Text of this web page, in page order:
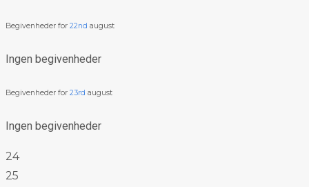
Begivenheder for 22nd august
Ingen begivenheder
Begivenheder for 23rd august
Ingen begivenheder
24
25